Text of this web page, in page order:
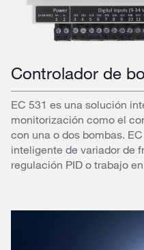
Controlador de
EC 531 es una solución
monitorización como el
con una o dos bombas.
inteligente de variador de
regulación PID o trabajo en